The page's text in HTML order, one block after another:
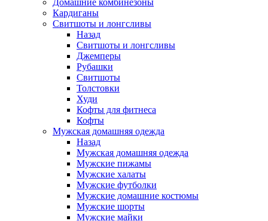
Домашние комбинезоны
Кардиганы
Свитшоты и лонгсливы
Назад
Свитшоты и лонгсливы
Джемперы
Рубашки
Свитшоты
Толстовки
Худи
Кофты для фитнеса
Кофты
Мужская домашняя одежда
Назад
Мужская домашняя одежда
Мужские пижамы
Мужские халаты
Мужские футболки
Мужские домашние костюмы
Мужские шорты
Мужские майки